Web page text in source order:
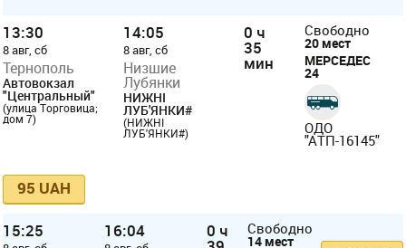
13:30
8 авг, сб
Тернополь
Автовокзал
"Центральный"
(улица Торговица;
дом 7)
14:05
8 авг, сб
Низшие
Лубянки
НИЖНІ
ЛУБ'ЯНКИ#
(НИЖНІ
ЛУБ'ЯНКИ#)
0 ч
35
мин
Свободно
20 мест
МЕРСЕДЕС
24
ОДО
"АТП-16145"
95 UAH
15:25 16:04 0 ч Свободно
14 мест